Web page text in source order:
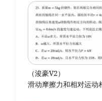
（浚豪V2）
滑动摩擦力和相对运动